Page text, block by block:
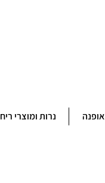
אופנה נרות ומוצרי ריח